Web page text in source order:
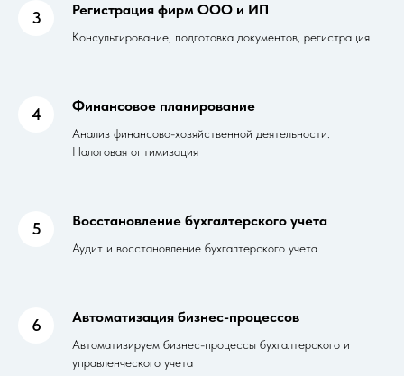
3 Регистрация фирм ООО и ИП
Консультирование, подготовка документов, регистрация
4 Финансовое планирование
Анализ финансово-хозяйственной деятельности.
Налоговая оптимизация
5 Восстановление бухгалтерского учета
Аудит и восстановление бухгалтерского учета
6 Автоматизация бизнес-процессов
Автоматизируем бизнес-процессы бухгалтерского и
управленческого учета